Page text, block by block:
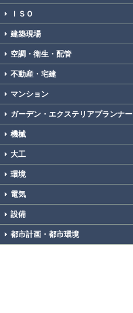
ＩＳＯ
建築現場
空調・衛生・配管
不動産・宅建
マンション
ガーデン・エクステリアプランナー
機械
大工
環境
電気
設備
都市計画・都市環境